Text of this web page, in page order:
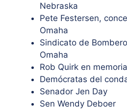
Nebraska
Pete Festersen,
Omaha
Sindicato de
Omaha
Rob Quirk en
Demócratas del
Senador Jen Day
Sen Wendy Deboer